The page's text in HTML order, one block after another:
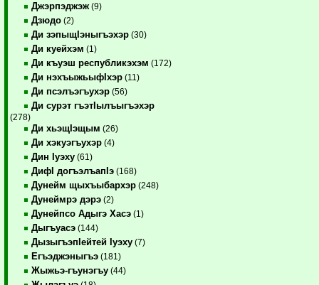
Джэрпэджэж (9)
Дзюдо (2)
Ди зэпыщIэныгъэхэр (30)
Ди куейхэм (1)
Ди къуэш республикэхэм (172)
Ди нэхъыжьыфIхэр (11)
Ди псэлъэгъухэр (56)
Ди сурэт гъэтIылъыгъэхэр
(278)
Ди хьэщIэщым (26)
Ди хэкуэгъухэр (4)
Дин Iуэху (61)
ДифI догъэлъапIэ (168)
Дунейм щыхъыбархэр (248)
Дунеймрэ дэрэ (2)
Дунейпсо Адыгэ Хасэ (1)
Дыгъуасэ (144)
ДызыгъэпIейтей Iуэху (7)
Егъэджэныгъэ (181)
Жыжьэ-гъунэгъу (44)